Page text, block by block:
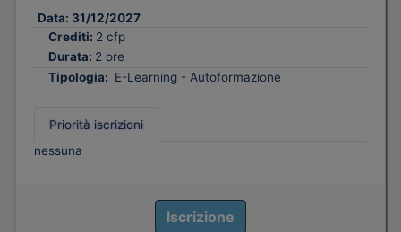
Data: 31/12/2027
Crediti: 2 cfp
Durata: 2 ore
Tipologia: E-Learning - Autoformazione
Priorità iscrizioni
nessuna
Iscrizione